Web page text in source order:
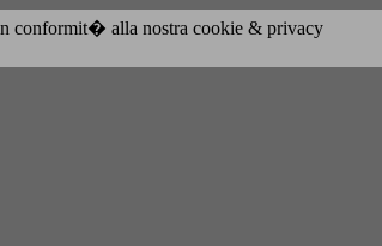
conformit� alla nostra cookie & privacy